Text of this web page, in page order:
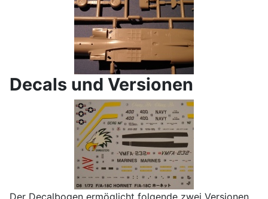
Decals und Versionen
Der Decalbogen ermöglicht folgende zwei Versionen